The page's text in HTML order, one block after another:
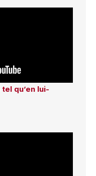
qu’en lui-